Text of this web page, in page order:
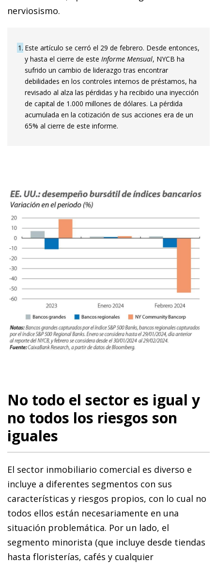
nerviosismo.
1 Este artículo se cerró el 29 de febrero. Desde entonces,
y hasta el cierre de este Informe Mensual, NYCB ha
sufrido un cambio de liderazgo tras encontrar
debilidades en los controles internos de préstamos, ha
revisado al alza las pérdidas y ha recibido una inyección
de capital de 1.000 millones de dólares. La pérdida
acumulada en la cotización de sus acciones era de un
65% al cierre de este informe.
No todo el sector es igual y
no todos los riesgos son
iguales
El sector inmobiliario comercial es diverso e
incluye a diferentes segmentos con sus
características y riesgos propios, con lo cual no
todos ellos están necesariamente en una
situación problemática. Por un lado, el
segmento minorista (que incluye desde tiendas
hasta floristerías, cafés y cualquier